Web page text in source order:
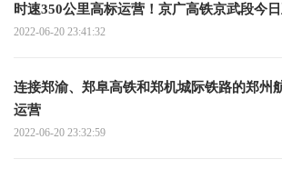
时速350公里高标运营！京广高铁京武段今
2022-06-20 23:41:32
连接郑渝、郑阜高铁和郑机城际铁路的郑州
运营
2022-06-20 23:32:59